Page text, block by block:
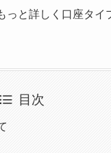
と詳しく口座タイ
目次